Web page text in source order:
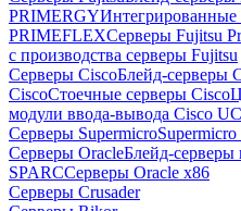
PRIMERGYИнтегрированные
PRIMEFLEXСерверы Fujitsu
с производства серверы Fujitsu
Серверы CiscoБлейд-серверы
CiscoСтоечные серверы Cisco
модули ввода-вывода Cisco
Серверы Supermicro
Серверы OracleБлейд-серверы
SPARCСерверы Oracle x86
Серверы Crusader